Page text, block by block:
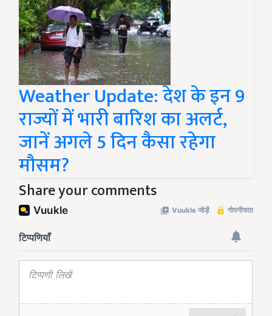
Weather Update: देश के इन 9
राज्यों में भारी बारिश का अलर्ट,
जानें अगले 5 दिन कैसा रहेगा
मौसम?
Share your comments